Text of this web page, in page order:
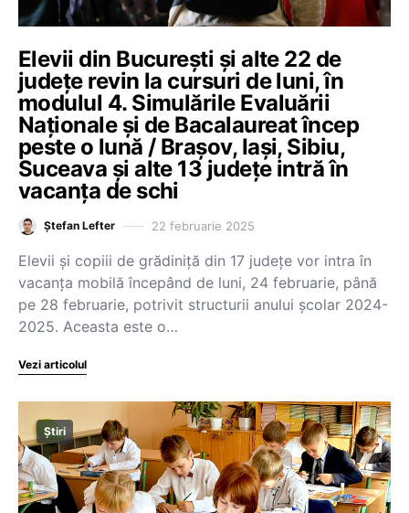
Elevii din București și alte 22 de
județe revin la cursuri de luni, în
modulul 4. Simulările Evaluării
Naționale și de Bacalaureat încep
peste o lună / Brașov, Iași, Sibiu,
Suceava și alte 13 județe intră în
vacanța de schi
Ștefan Lefter 22 februarie 2025
Elevii și copiii de grădiniță din 17 județe vor intra în
vacanța mobilă începând de luni, 24 februarie, până
pe 28 februarie, potrivit structurii anului școlar 2024-
2025. Aceasta este o…
Vezi articolul
Știri